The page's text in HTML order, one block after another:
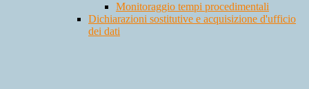
Monitoraggio tempi procedimentali
Dichiarazioni sostitutive e acquisizione d'ufficio
dei dati